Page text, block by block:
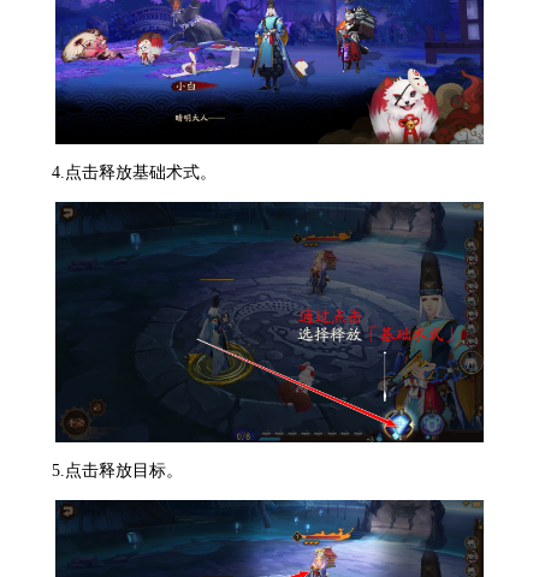
4.点击释放基础术式。
5.点击释放目标。